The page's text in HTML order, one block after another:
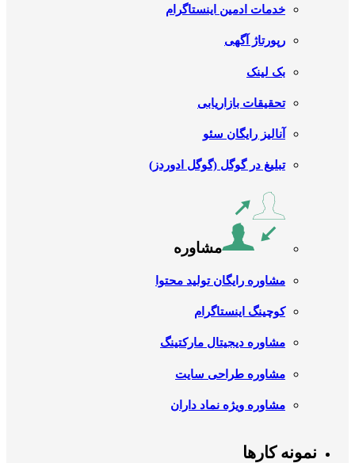
خدمات ادمین اینستاگرام
رپورتاژ آگهی
بک لینک
تحقیقات بازاریابی
آنالیز رایگان سئو
تبلیغ در گوگل (گوگل ادوردز)
مشاوره
مشاوره رایگان تولید محتوا
کوچینگ اینستاگرام
مشاوره دیجیتال مارکتینگ
مشاوره طراحی سایت
مشاوره ویژه نماد داران
نمونه کارها